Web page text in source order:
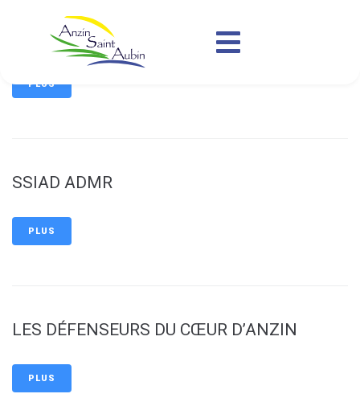
ATELIER PEINTURE
PLUS
SSIAD ADMR
PLUS
LES DÉFENSEURS DU CŒUR D’ANZIN
PLUS